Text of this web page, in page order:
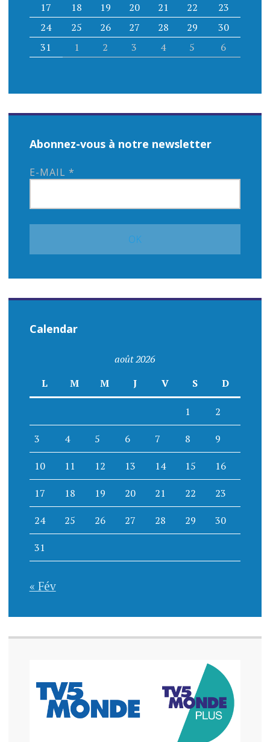
17
18 19 20 21 22
23
24
25 26 27 28 29
30
31
1 2 3 4 5 6
Abonnez-vous à notre newsletter
E-MAIL *
Calendar
août 2026
L
M M J V S D
1 2
3 4 5 6 7 8 9
10 11 12 13 14 15 16
17 18 19 20 21 22 23
24 25 26 27 28 29 30
31
« Fév